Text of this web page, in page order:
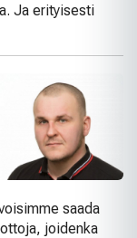
Ja erityisesti
saada
joidenka